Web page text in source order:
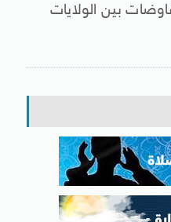
بين الولايات